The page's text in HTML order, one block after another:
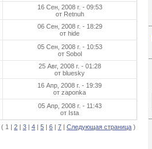
16 Сен, 2008 г. - 09:53
от Retnuh
06 Сен, 2008 г. - 18:29
от hide
05 Сен, 2008 г. - 10:53
от Sobol
25 Авг, 2008 г. - 01:28
от bluesky
16 Апр, 2008 г. - 19:39
от zaponka
05 Апр, 2008 г. - 11:43
от Ista
( 1 | 2 | 3 | 4 | 5 | 6 | 7 | Следующая страница )